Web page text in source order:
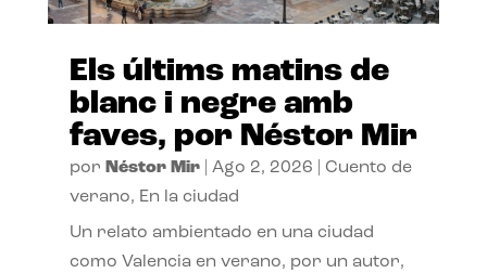
Els últims matins de
blanc i negre amb
faves, por Néstor Mir
por Néstor Mir| Ago 2, 2026
Cuento de
verano, En la ciudad
Un relato ambientado en una ciudad
como Valencia en verano, por un autor,